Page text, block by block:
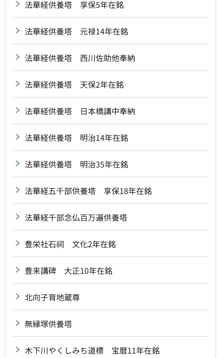
法華経供養塔 享保5年在銘
法華経供養塔 元禄14年在銘
法華経供養塔 西川佐助他奉納
法華経供養塔 天保2年在銘
法華経供養塔 日本橋講中奉納
法華経供養塔 明治14年在銘
法華経供養塔 明治35年在銘
法華経五千部供養塔 享保18年在銘
法華経千部念仏百万遍供養塔
豊栄社石祠 文化2年在銘
豊来講碑 大正10年在銘
北向子育地蔵尊
無縁塚供養塔
木下川やくしみち道標 宝暦11年在銘